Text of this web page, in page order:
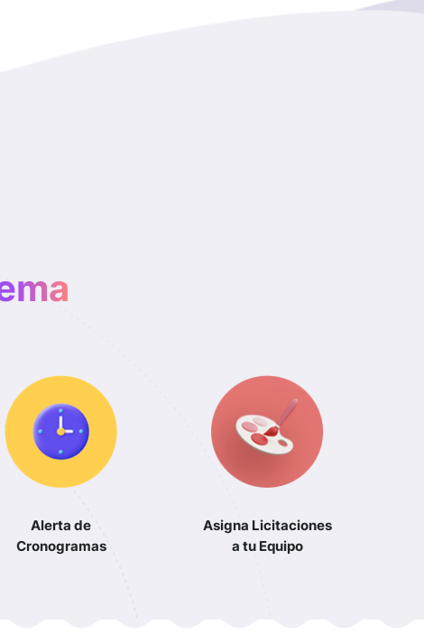
Alerta de
Cronogramas
Asigna Licitaciones
a tu Equipo